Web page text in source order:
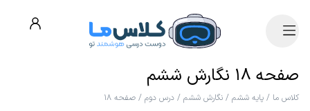
صفحه ۱۸ نگارش ششم
کلاس ما / پایه ششم / نگارش ششم / درس دوم / صفحه ۱۸